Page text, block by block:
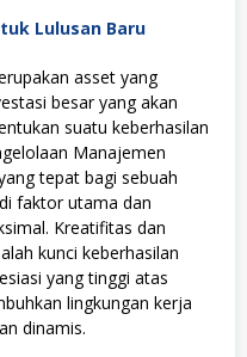
Lulusan Baru
asset yang
besar yang akan
suatu keberhasilan
Manajemen
tepat bagi sebuah
faktor utama dan
Kreatifitas dan
kunci keberhasilan
yang tinggi atas
lingkungan kerja
dinamis.